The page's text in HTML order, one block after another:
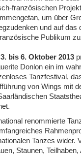
französischen
um über
und auf das
Publikum
3. bis 6. Oktober 2013
Donlon ein im
Tanzfestival,
von Wings mit
renommierte
Tanzes wider.
Staunen,